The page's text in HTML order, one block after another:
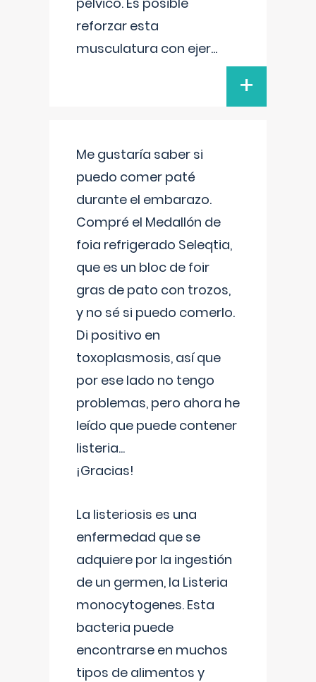
reforzar esta
musculatura con ejer...
+
Me gustaría saber si
puedo comer paté
durante el embarazo.
Compré el Medallón de
foia refrigerado Seleqtia,
que es un bloc de foir
gras de pato con trozos,
y no sé si puedo comerlo.
Di positivo en
toxoplasmosis, así que
por ese lado no tengo
problemas, pero ahora he
leído que puede contener
listeria...
¡Gracias!
La listeriosis es una
enfermedad que se
adquiere por la ingestión
de un germen, la Listeria
monocytogenes. Esta
bacteria puede
encontrarse en muchos
tipos de alimentos y